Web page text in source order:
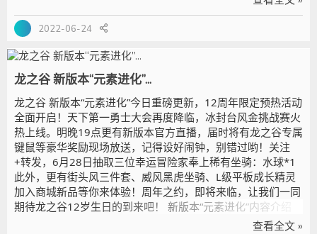
2022-06-24
龙之谷 新版本“元素进化”...
龙之谷 新版本“元素进化”今日重磅更新，12周年限定预热活动
全面开启！天下第一勇士大会再度降临，冰封台风金挑战赛火
热上线。明晚19点更有新版本官方直播，届时将有龙之谷专属
键鼠等豪华奖励现场放送，记得设好闹钟，别错过哟！关注
+转发，6月28日抽取三位幸运冒险家奉上稀有坐骑：水球*1
此外，更有街头风三件套、威风黑虎坐骑、L级平板成长精灵
加入商城新品等你来体验！周年之约，即将来临，让我们一同
期待龙之谷12岁生日的到来吧！ 新版本“元素进化”内容介绍
>>>网页链接 12周年限定预热活动>>网页链接 冰封台风金挑
查看全文 »